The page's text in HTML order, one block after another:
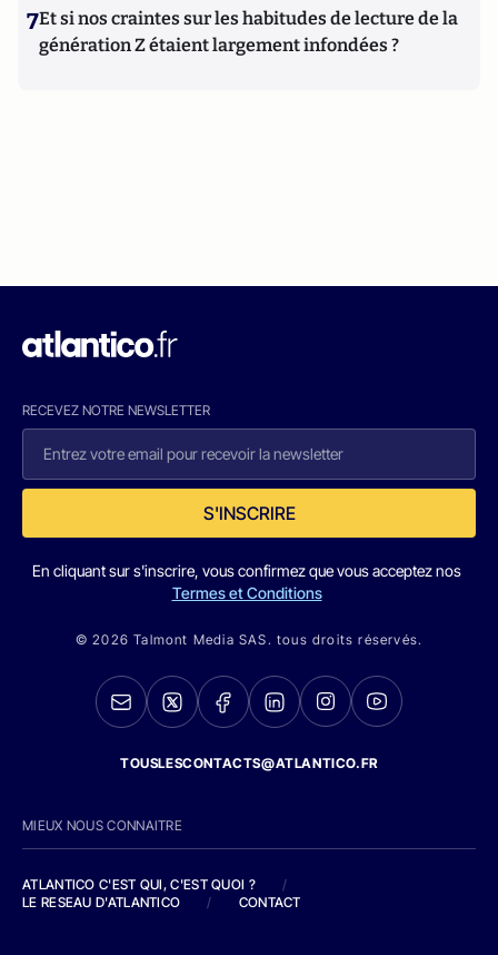
7Et si nos craintes sur les habitudes de lecture de la
génération Z étaient largement infondées ?
RECEVEZ NOTRE NEWSLETTER
S'INSCRIRE
En cliquant sur s'inscrire, vous confirmez que vous acceptez nos
Termes et Conditions
© 2026 Talmont Media SAS. tous droits réservés.
TOUSLESCONTACTS@ATLANTICO.FR
MIEUX NOUS CONNAITRE
ATLANTICO C'EST QUI, C'EST QUOI ?
/
LE RESEAU D'ATLANTICO
/ CONTACT